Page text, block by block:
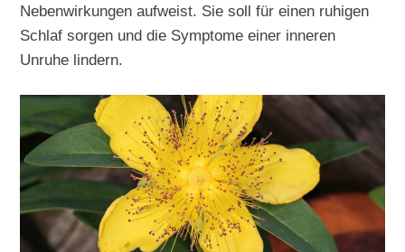
Nebenwirkungen aufweist. Sie soll für einen ruhigen
Schlaf sorgen und die Symptome einer inneren
Unruhe lindern.